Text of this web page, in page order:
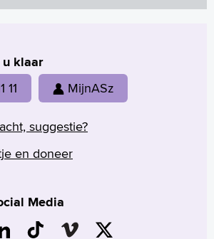
klaar
11 MijnASz
suggestie?
en doneer
Media